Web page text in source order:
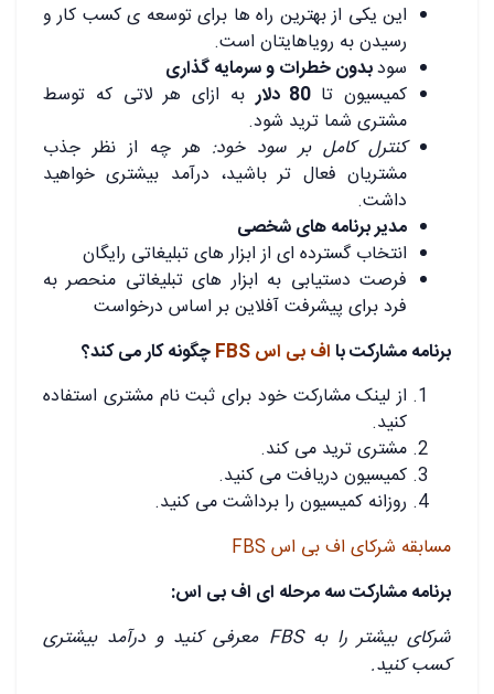
این یکی از بهترین راه ها برای توسعه ی کسب کار و
رسیدن به رویاهایتان است.
سودبدون خطرات و سرمایه گذاری
کمیسیون تا
به ازای هر لاتی که توسط
مشتری شما ترید شود.
کنترل کامل بر سود خود: هر چه از نظر جذب
مشتریان فعال تر باشید، درآمد بیشتری خواهید
داشت.
مدیر برنامه های شخصی
انتخاب گسترده ای از ابزار های تبلیغاتی رایگان
فرصت دستیابی به ابزار های تبلیغاتی منحصر به
فرد برای پیشرفت آفلاین بر اساس درخواست
برنامه مشارکت بااف بی اس FBS
چگونه کار می کند؟
از لینک مشارکت خود برای ثبت نام مشتری استفاده
کنید.
مشتری ترید می کند.
کمیسیون دریافت می کنید.
روزانه کمیسیون را برداشت می کنید.
مسابقه شرکای اف بی اس FBS
برنامه مشارکت سه مرحله ای اف بی اس:
شرکای بیشتر را به FBS معرفی کنید و درآمد بیشتری
کسب کنید.